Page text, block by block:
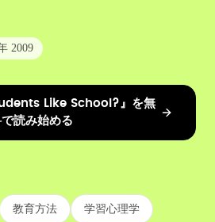
2009
Like School?』を無
読み始める
教育方法 学習心理学